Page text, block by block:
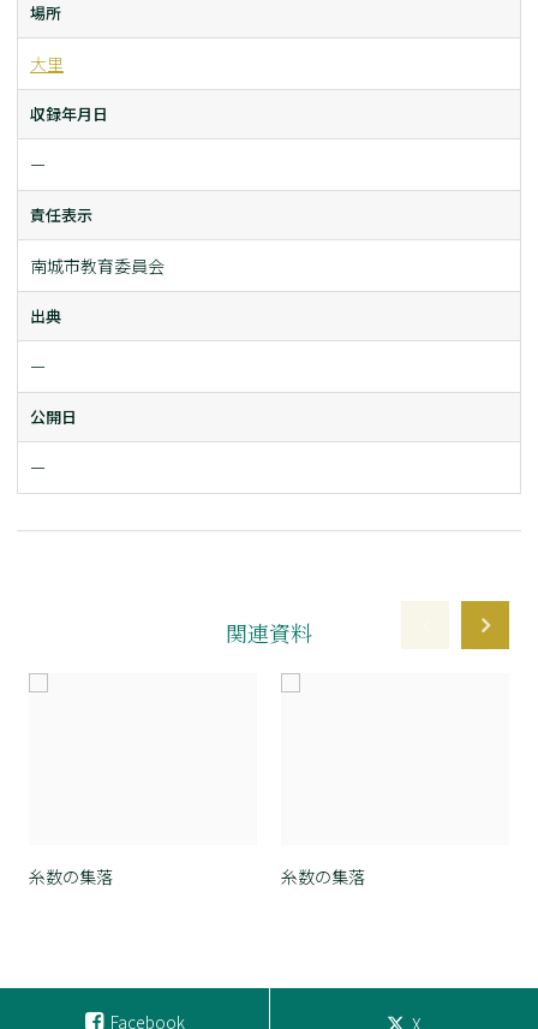
場所
大里
収録年月日
ー
責任表示
南城市教育委員会
出典
ー
公開日
ー
関連資料
糸数の集落 糸数の集落
Facebook